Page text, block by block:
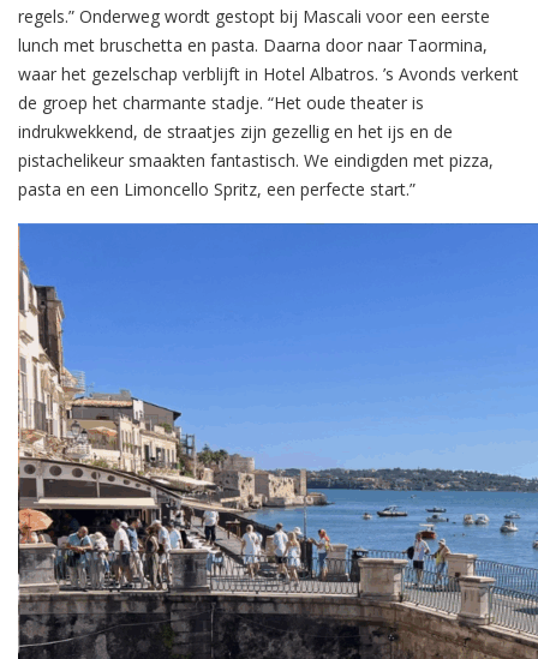
regels.” Onderweg wordt gestopt bij Mascali voor een eerste
lunch met bruschetta en pasta. Daarna door naar Taormina,
waar het gezelschap verblijft in Hotel Albatros. ’s Avonds verkent
de groep het charmante stadje. “Het oude theater is
indrukwekkend, de straatjes zijn gezellig en het ijs en de
pistachelikeur smaakten fantastisch. We eindigden met pizza,
pasta en een Limoncello Spritz, een perfecte start.”